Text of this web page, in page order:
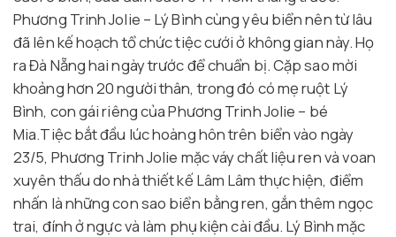
Phương Trinh Jolie – Lý Bình cùng yêu biển nên từ lâu
đã lên kế hoạch tổ chức tiệc cưới ở không gian này. Họ
ra Đà Nẵng hai ngày trước để chuẩn bị. Cặp sao mời
khoảng hơn 20 người thân, trong đó có mẹ ruột Lý
Bình, con gái riêng của Phương Trinh Jolie – bé
Mia.Tiệc bắt đầu lúc hoàng hôn trên biển vào ngày
23/5, Phương Trinh Jolie mặc váy chất liệu ren và voan
xuyên thấu do nhà thiết kế Lâm Lâm thực hiện, điểm
nhấn là những con sao biển bằng ren, gắn thêm ngọc
trai, đính ở ngực và làm phụ kiện cài đầu. Lý Bình mặc